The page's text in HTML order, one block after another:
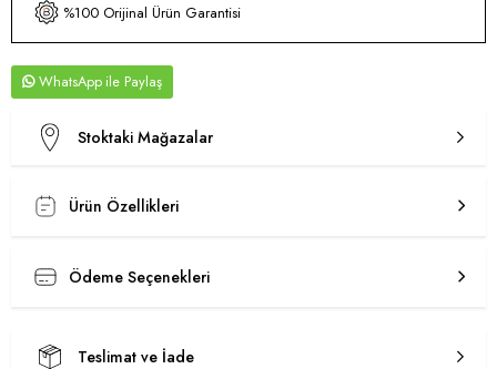
%100 Orijinal Ürün Garantisi
WhatsApp
Stoktaki Mağazalar
Ürün Özellikleri
Ödeme Seçenekleri
Teslimat ve İade